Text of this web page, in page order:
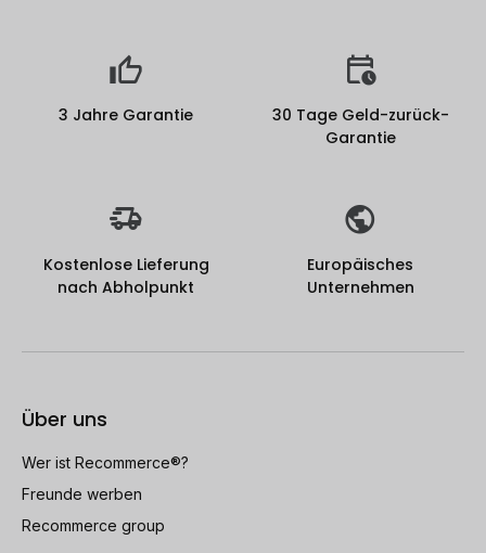
3 Jahre Garantie
30 Tage Geld-zurück-
Garantie
Kostenlose Lieferung
nach Abholpunkt
Europäisches
Unternehmen
Über uns
Wer ist Recommerce®?
Freunde werben
Recommerce group